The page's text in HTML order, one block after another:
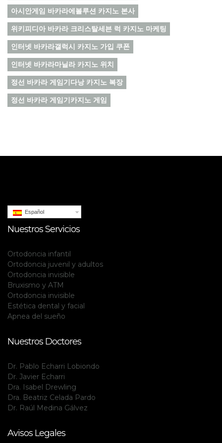
아시안게임 바카라에볼루션 카지노 본사
위키피디아 바카라 크리스탈세븐 럭 카지노 마케팅
인터넷 바카라갤럭시 카지노 가입 쿠폰
인터넷 바카라마닐라 카지노 위치
정선 바카라 게임기다낭 카지노 복장
정선 바카라 게임기카지노 게임
Español
Nuestros Servicios
Ortodoncia infantil
Ortodoncia juvenil y adultos
Ortodoncia invisible
Bruxismo y ATM
Ortodoncia invisible
Estética dental y facial
Apnea del sueño
Nuestros Doctores
Dr. Pablo Echarri Lobiondo
Dr. Javier Echarri
Dra. Isabel Drewling
Dra. Beatriz Celada Pardo
Dr. Raúl Medina Gálvez
Avisos Legales